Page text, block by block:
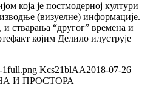
која је постмодерној култури
(визуелне) информације.
стварања “другог” времена и
којим Делило илуструје
1full.png Kcs21blAA2018-07-26
И ПРОСТОРА